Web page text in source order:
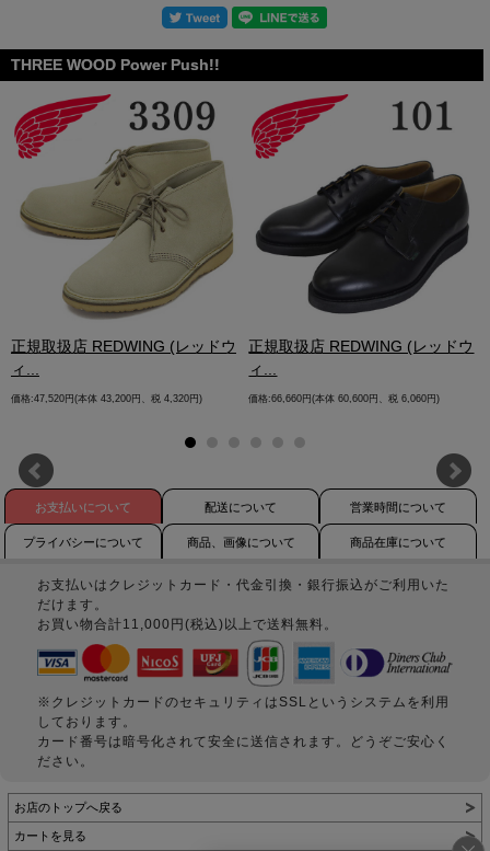
THREE WOOD Power Push!!
正規取扱店 REDWING (レッドウ
ィ...
価格:47,520円(本体 43,200円、税 4,320円)
正規取扱店 REDWING (レッドウ
ィ...
価格:66,660円(本体 60,600円、税 6,060円)
お支払いについて 配送について 営業時間について
プライバシーについて 商品、画像について 商品在庫について
お支払いはクレジットカード・代金引換・銀行振込がご利用いた
だけます。
お買い物合計11,000円(税込)以上で送料無料。
※クレジットカードのセキュリティはSSLというシステムを利用
しております。
カード番号は暗号化されて安全に送信されます。どうぞご安心く
ださい。
お店のトップへ戻る
カートを見る